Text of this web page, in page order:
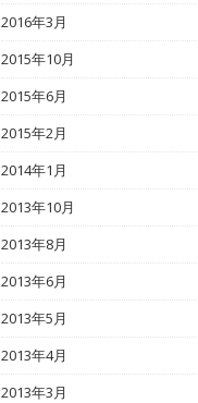
2016年3月
2015年10月
2015年6月
2015年2月
2014年1月
2013年10月
2013年8月
2013年6月
2013年5月
2013年4月
2013年3月